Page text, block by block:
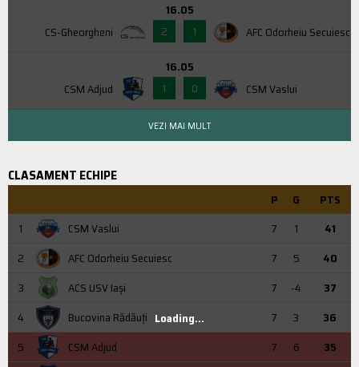
CS-Gheorgheni
16.05
2
1 AFC Odorheiu Secuiesc
CSM Adjud
16.05
1
0 CSM Vaslui
VEZI MAI MULT
CLASAMENT ECHIPE
P G
PTS
1
CSM Vaslui 7 1
41
2
AFC Odorheiu Secuiesc 7 5
40
3
ACS USV Iaşi 7 -4
37
4
Bucovina Rădăuți 7 3
36
5
CSM Adjud 7 6
35
Loading...